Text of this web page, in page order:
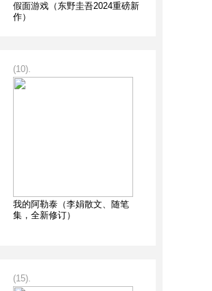
假面游戏（东野圭吾2024重磅新
作）
(10).
我的阿勒泰（李娟散文、随笔
集，全新修订）
(15).